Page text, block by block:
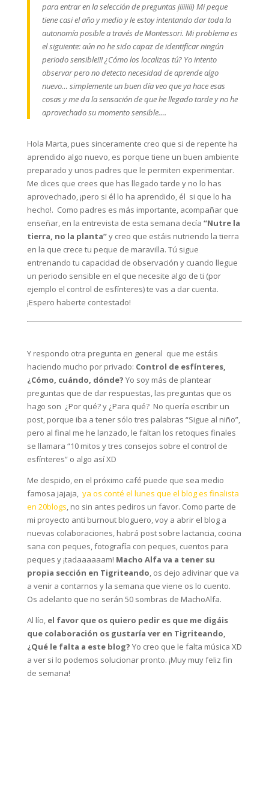
para entrar en la selección de preguntas jiiiiiii) Mi peque
tiene casi el año y medio y le estoy intentando dar toda la
autonomía posible a través de Montessori. Mi problema es
el siguiente: aún no he sido capaz de identificar ningún
periodo sensible!!! ¿Cómo los localizas tú? Yo intento
observar pero no detecto necesidad de aprende algo
nuevo… simplemente un buen día veo que ya hace esas
cosas y me da la sensación de que he llegado tarde y no he
aprovechado su momento sensible….
Hola Marta, pues sinceramente creo que si de repente ha
aprendido algo nuevo, es porque tiene un buen ambiente
preparado y unos padres que le permiten experimentar.
Me dices que crees que has llegado tarde y no lo has
aprovechado, ¡pero si él lo ha aprendido, él si que lo ha
hecho!. Como padres es más importante, acompañar que
enseñar, en la entrevista de esta semana decía “Nutre la
tierra, no la planta”y creo que estáis nutriendo la tierra
en la que crece tu peque de maravilla. Tú sigue
entrenando tu capacidad de observación y cuando llegue
un periodo sensible en el que necesite algo de ti (por
ejemplo el control de esfínteres) te vas a dar cuenta.
¡Espero haberte contestado!
Y respondo otra pregunta en general que me estáis
haciendo mucho por privado: Control de esfínteres,
¿Cómo, cuándo, dónde? Yo soy más de plantear
preguntas que de dar respuestas, las preguntas que os
hago son ¿Por qué? y ¿Para qué? No quería escribir un
post, porque iba a tener sólo tres palabras “Sigue al niño”,
pero al final me he lanzado, le faltan los retoques finales
se llamara “10 mitos y tres consejos sobre el control de
esfínteres” o algo así XD
Me despido, en el próximo café puede que sea medio
famosa jajaja, ya os conté el lunes que el blog es finalista
en 20blogs, no sin antes pediros un favor. Como parte de
mi proyecto anti burnout bloguero, voy a abrir el blog a
nuevas colaboraciones, habrá post sobre lactancia, cocina
sana con peques, fotografía con peques, cuentos para
peques y ¡tadaaaaaam! Macho Alfa va a tener su
propia sección en Tigriteando, os dejo adivinar que va
a venir a contarnos y la semana que viene os lo cuento.
Os adelanto que no serán 50 sombras de MachoAlfa.
Al lío, el favor que os quiero pedir es que me digáis
que colaboración os gustaría ver en Tigriteando,
¿Qué le falta a este blog? Yo creo que le falta música XD
a ver si lo podemos solucionar pronto. ¡Muy muy feliz fin
de semana!